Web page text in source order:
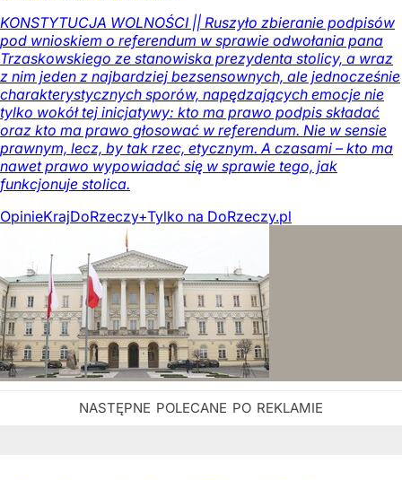
KONSTYTUCJA WOLNOŚCI || Ruszyło zbieranie podpisów
pod wnioskiem o referendum w sprawie odwołania pana
Trzaskowskiego ze stanowiska prezydenta stolicy, a wraz
z nim jeden z najbardziej bezsensownych, ale jednocześnie
charakterystycznych sporów, napędzających emocje nie
tylko wokół tej inicjatywy: kto ma prawo podpis składać
oraz kto ma prawo głosować w referendum. Nie w sensie
prawnym, lecz, by tak rzec, etycznym. A czasami – kto ma
nawet prawo wypowiadać się w sprawie tego, jak
funkcjonuje stolica.
OpinieKrajDoRzeczy+Tylko na DoRzeczy.pl